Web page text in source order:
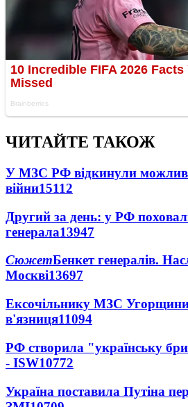
ЧИТАЙТЕ ТАКОЖ
У МЗС РФ відкинули
війни15112
Другий за день: у РФ
генерала13947
СюжетБенкет генералів.
Москві13697
Ексочільнику МЗС Угорщини
в'язниця11094
РФ створила "українську
- ISW10772
Україна поставила Путіна